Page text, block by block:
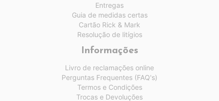
Entregas
Guia de medidas certas
Cartão Rick & Mark
Resolução de litígios
Informações
Livro de reclamações online
Perguntas Frequentes (FAQ's)
Termos e Condições
Trocas e Devoluções